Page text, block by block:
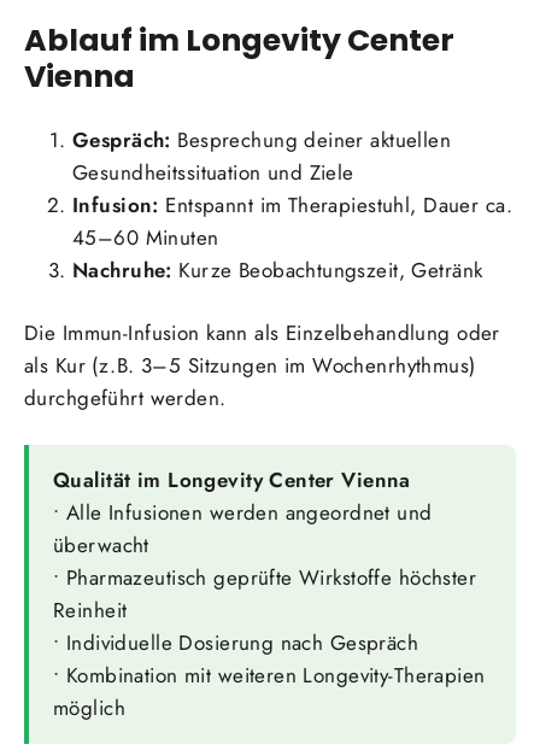
Ablauf im Longevity Center
Vienna
Gespräch: Besprechung deiner aktuellen
Gesundheitssituation und Ziele
Infusion: Entspannt im Therapiestuhl, Dauer ca.
45–60 Minuten
Nachruhe: Kurze Beobachtungszeit, Getränk
Die Immun-Infusion kann als Einzelbehandlung oder
als Kur (z.B. 3–5 Sitzungen im Wochenrhythmus)
durchgeführt werden.
Qualität im Longevity Center Vienna
• Alle Infusionen werden angeordnet und
überwacht
• Pharmazeutisch geprüfte Wirkstoffe höchster
Reinheit
• Individuelle Dosierung nach Gespräch
• Kombination mit weiteren Longevity-Therapien
möglich